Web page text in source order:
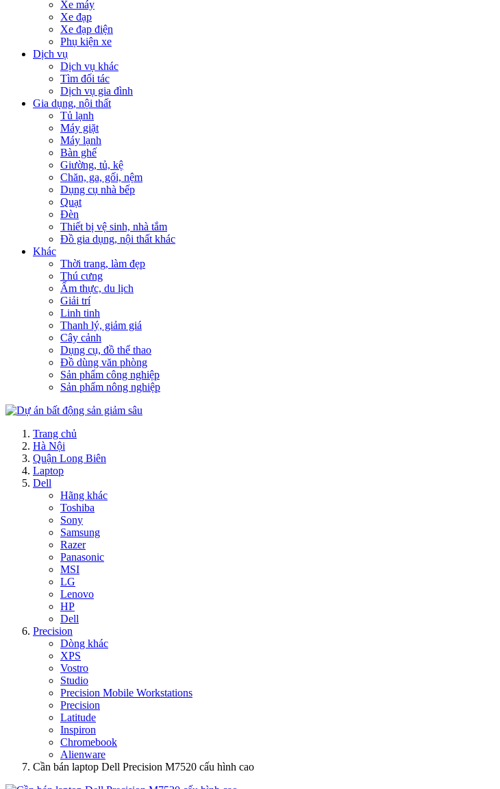
Xe máy
Xe đạp
Xe đạp điện
Phụ kiện xe
Dịch vụ
Dịch vụ khác
Tìm đối tác
Dịch vụ gia đình
Gia dụng, nội thất
Tủ lạnh
Máy giặt
Máy lạnh
Bàn ghế
Giường, tủ, kệ
Chăn, ga, gối, nệm
Dụng cụ nhà bếp
Quạt
Đèn
Thiết bị vệ sinh, nhà tắm
Đồ gia dụng, nội thất khác
Khác
Thời trang, làm đẹp
Thú cưng
Ẩm thực, du lịch
Giải trí
Linh tinh
Thanh lý, giảm giá
Cây cảnh
Dụng cụ, đồ thể thao
Đồ dùng văn phòng
Sản phẩm công nghiệp
Sản phẩm nông nghiệp
Trang chủ
Hà Nội
Quận Long Biên
Laptop
Dell
Hãng khác
Toshiba
Sony
Samsung
Razer
Panasonic
MSI
LG
Lenovo
HP
Dell
Precision
Dòng khác
XPS
Vostro
Studio
Precision Mobile Workstations
Precision
Latitude
Inspiron
Chromebook
Alienware
Cần bán laptop Dell Precision M7520 cấu hình cao